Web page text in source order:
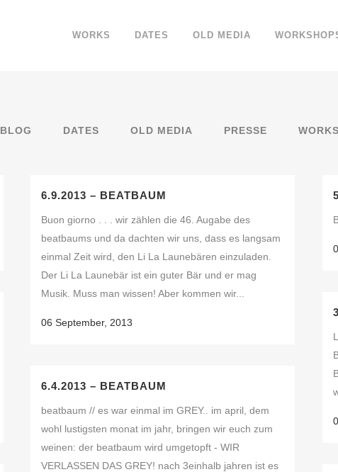
WORKS DATES OLD MEDIA
BLOG DATES OLD MEDIA PRESSE WORKS
6.9.2013 – BEATBAUM
Buon giorno . . . wir zählen die 46. Augabe des
beatbaums und da dachten wir uns, dass es langsam
einmal Zeit wird, den Li La Launebären einzuladen.
Der Li La Launebär ist ein guter Bär und er mag
Musik. Muss man wissen! Aber kommen wir...
06 September, 2013
6.4.2013 – BEATBAUM
beatbaum // es war einmal im GREY.. im april, dem
wohl lustigsten monat im jahr, bringen wir euch zum
weinen: der beatbaum wird umgetopft - WIR
VERLASSEN DAS GREY! nach 3einhalb jahren ist es